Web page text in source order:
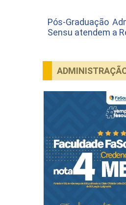
Pós-Graduação
Sensu atendem a